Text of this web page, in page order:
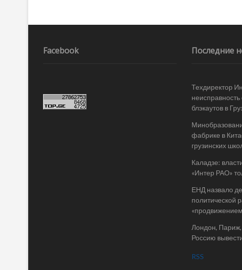
k
ть
Навигация
записям
Facebook Последние
Техдиректор
блэкаутов в
фабрике в
грузинских
Каладзе:
«Интер РАО»
ЕНД назвало
политической
Лондон,
Россию
RSS